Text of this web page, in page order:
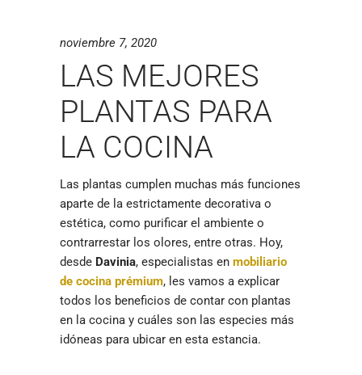
noviembre 7, 2020
LAS MEJORES
PLANTAS PARA
LA COCINA
Las plantas cumplen muchas más funciones
aparte de la estrictamente decorativa o
estética, como purificar el ambiente o
contrarrestar los olores, entre otras. Hoy,
desde Davinia, especialistas en mobiliario
de cocina prémium, les vamos a explicar
todos los beneficios de contar con plantas
en la cocina y cuáles son las especies más
idóneas para ubicar en esta estancia.